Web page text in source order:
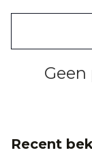
Recent